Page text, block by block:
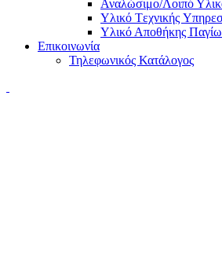
Αναλώσιμο/Λοιπό
Υλικό Tεχνικής
Υλικό Αποθήκης
Επικοινωνία
Τηλεφωνικός Κατάλογος